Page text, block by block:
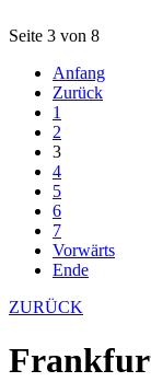
Seite 3 von 8
Anfang
Zurück
1
2
3
4
5
6
7
Vorwärts
Ende
ZURÜCK